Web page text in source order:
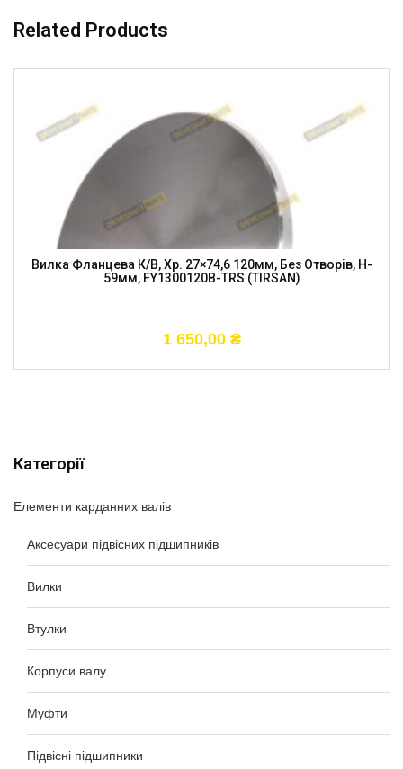
Категорії
Елементи карданних валів
Аксесуари підвісних підшипників
Вилки
Втулки
Корпуси валу
Муфти
Підвісні підшипники
Related Products
Вилка Фланцева К/в, Хр. 27×74,6 120мм, Без Отворів, H-
59мм, FY1300120B-TRS (TIRSAN)
1 650,00 ₴